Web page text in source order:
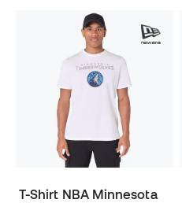
T-Shirt NBA Minnesota